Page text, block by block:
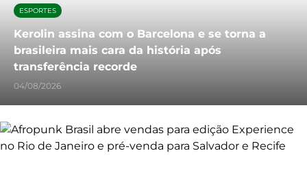
ESPORTES
Kerolin assina com o Barcelona e se torna a
brasileira mais cara da história após
transferência recorde
04/08/2026